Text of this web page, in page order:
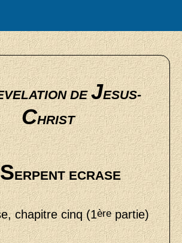
DEJESUS-
CHRIST
SERPENT ECRASE
chapitre cinq (1èrepartie)